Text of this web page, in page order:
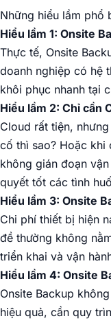
Những hiểu lầm phổ
Hiểu lầm 1: Onsite
Thực tế, Onsite
doanh nghiệp có hệ
khôi phục nhanh tại
Hiểu lầm 2: Chỉ cần
Cloud rất tiện,
cố thì sao? Hoặc khi
không gián đoạn
quyết tốt các tình
Hiểu lầm 3: Onsite
Chi phí thiết bị hiện
đề thường không
triển khai và vận
Hiểu lầm 4: Onsite
Onsite Backup
hiệu quả, cần quy